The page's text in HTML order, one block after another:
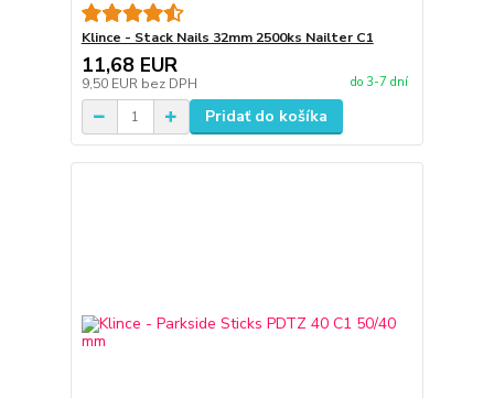
Klince - Stack Nails 32mm 2500ks Nailter C1
11,68 EUR
9,50 EUR bez DPH do 3-7 dní
Pridať do košíka